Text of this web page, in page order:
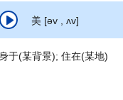
美 [əv , ʌv]
于(某背景); 住在(某地)